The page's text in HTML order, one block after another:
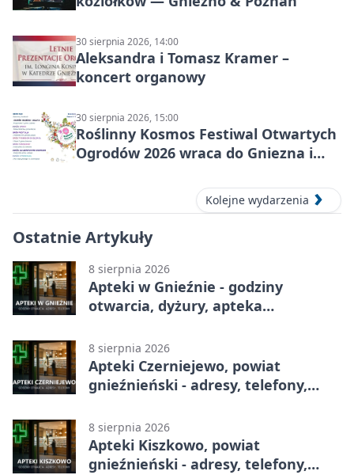
30 sierpnia 2026, 14:00
Aleksandra i Tomasz Kramer –
koncert organowy
30 sierpnia 2026, 15:00
Roślinny Kosmos Festiwal Otwartych
Ogrodów 2026 wraca do Gniezna i
Kolejne wydarzenia
Ostatnie Artykuły
8 sierpnia 2026
Apteki w Gnieźnie - godziny
otwarcia, dyżury, apteka
8 sierpnia 2026
Apteki Czerniejewo, powiat
gnieźnieński - adresy, telefony,
8 sierpnia 2026
Apteki Kiszkowo, powiat
gnieźnieński - adresy, telefony,